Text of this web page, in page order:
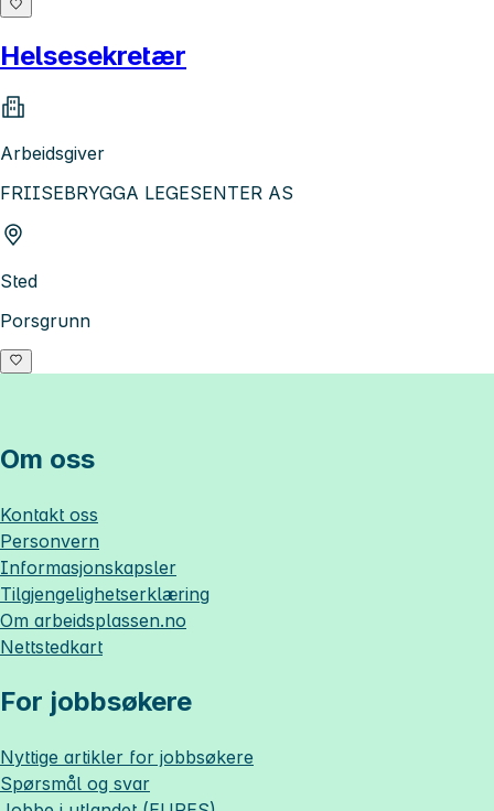
Helsesekretær
Arbeidsgiver
FRIISEBRYGGA LEGESENTER AS
Sted
Porsgrunn
Om oss
Kontakt oss
Personvern
Informasjonskapsler
Tilgjengelighetserklæring
Om arbeidsplassen.no
Nettstedkart
For jobbsøkere
Nyttige artikler for jobbsøkere
Spørsmål og svar